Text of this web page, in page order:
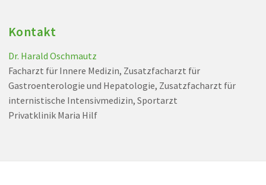
Kontakt
Dr. Harald Oschmautz
Facharzt für Innere Medizin, Zusatzfacharzt für
Gastroenterologie und Hepatologie, Zusatzfacharzt für
internistische Intensivmedizin, Sportarzt
Privatklinik Maria Hilf